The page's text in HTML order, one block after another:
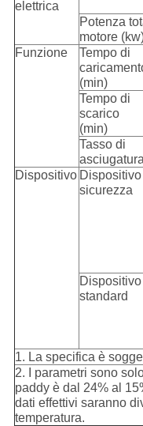
elettrica
Potenza
motore
Funzione
Tempo di
(min)
Tempo di
scarico
(min)
Tasso di
Dispositivo
sicurezza
Dispositivo
standard
1. La specifica è
2. I parametri sono
paddy è dal 24% al
dati effettivi saranno
temperatura.